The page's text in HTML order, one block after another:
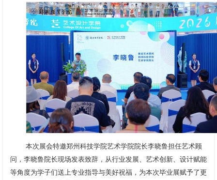
本次展会特邀郑州科技学院艺术学院院长李晓鲁担任艺术顾
问，李晓鲁院长现场发表致辞，从行业发展、艺术创新、设计赋能
等角度为学子们送上专业指导与美好祝福，为本次毕业展赋予了更